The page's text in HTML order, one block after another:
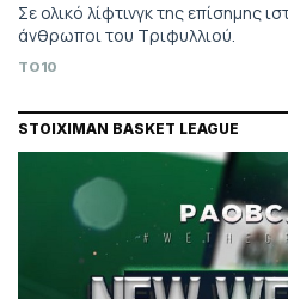
Σε ολικό λίφτινγκ της επίσημης
άνθρωποι του Τριφυλλιού.
TO10
STOIXIMAN BASKET LEAGUE